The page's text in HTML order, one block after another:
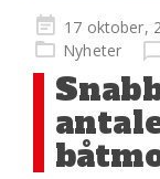
Publicerad
på
17 oktober,
Nyheter